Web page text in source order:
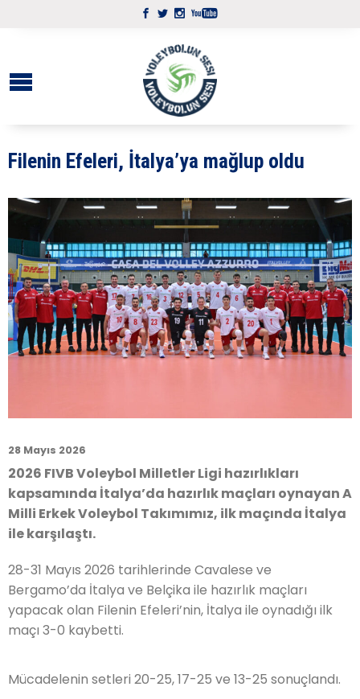
Filenin Efeleri, İtalya’ya mağlup oldu
28 Mayıs 2026
2026 FIVB Voleybol Milletler Ligi hazırlıkları
kapsamında İtalya’da hazırlık maçları oynayan A
Milli Erkek Voleybol Takımımız, ilk maçında İtalya
ile karşılaştı.
28-31 Mayıs 2026 tarihlerinde Cavalese ve
Bergamo’da İtalya ve Belçika ile hazırlık maçları
yapacak olan Filenin Efeleri’nin, İtalya ile oynadığı ilk
maçı 3-0 kaybetti.
Mücadelenin setleri 20-25, 17-25 ve 13-25 sonuçlandı.